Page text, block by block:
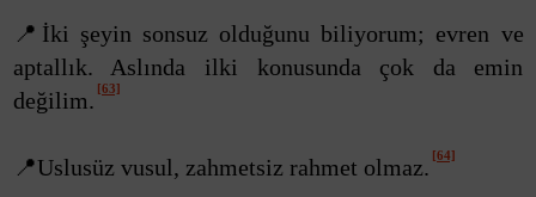
📍İki şeyin sonsuz olduğunu biliyorum; evren ve
aptallık. Aslında ilki konusunda çok da emin
değilim. [63]
📍Uslusüz vusul, zahmetsiz rahmet olmaz. [64]